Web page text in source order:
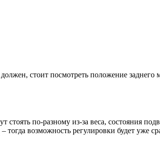
стоит посмотреть положение
по-разному из-за веса, состояния
возможность регулировки будет уже